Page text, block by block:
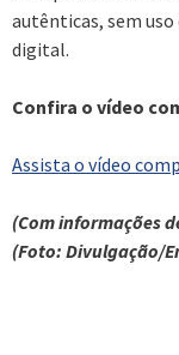
autênticas, sem uso
digital.
Confira o vídeo
Assista o vídeo
(Com informações
(Foto: Divulgação/